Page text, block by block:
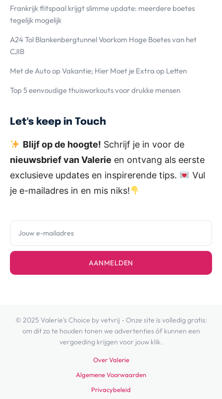
Frankrijk flitspaal krijgt slimme update: meerdere boetes
tegelijk mogelijk
A24 Tol Blankenbergtunnel Voorkom Hoge Boetes van het
CJIB
Met de Auto op Vakantie; Hier Moet je Extra op Letten
Top 5 eenvoudige thuisworkouts voor drukke mensen
Let's keep in Touch
Blijf op de hoogte! Schrijf je in voor de
nieuwsbrief van Valerie en ontvang als eerste
exclusieve updates en inspirerende tips.
Vul
je e-mailadres in en mis niks!
AANMELDEN
© 2025 Valerie's Choice by vetvrij - Onze site is volledig gratis:
om dit zo te houden tonen we advertenties óf kunnen een
vergoeding krijgen voor jouw klik.
Over Valerie
Algemene Voorwaarden
Privacybeleid